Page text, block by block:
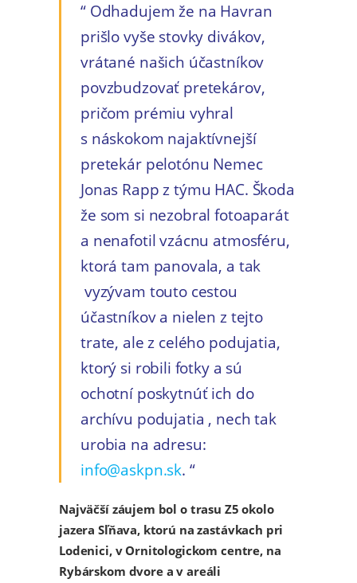
Odhadujem že na Havran
prišlo vyše stovky divákov,
vrátané našich účastníkov
povzbudzovať pretekárov,
pričom prémiu vyhral
s náskokom najaktívnejší
pretekár pelotónu Nemec
Jonas Rapp z týmu HAC. Škoda
že som si nezobral fotoaparát
a nenafotil vzácnu atmosféru,
ktorá tam panovala, a tak
vyzývam touto cestou
účastníkov a nielen z tejto
trate, ale z celého podujatia,
ktorý si robili fotky a sú
ochotní poskytnúť ich do
archívu podujatia , nech tak
urobia na adresu:
info@askpn.sk.
Najväčší záujem bol o trasu Z5 okolo
jazera Sľňava, ktorú na zastávkach pri
Lodenici, v Ornitologickom centre, na
Rybárskom dvore a v areáli